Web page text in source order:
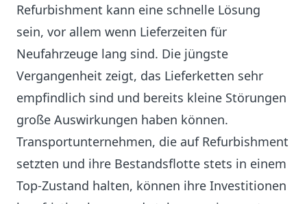
Refurbishment kann eine schnelle Lösung
sein, vor allem wenn Lieferzeiten für
Neufahrzeuge lang sind. Die jüngste
Vergangenheit zeigt, das Lieferketten sehr
empfindlich sind und bereits kleine Störungen
große Auswirkungen haben können.
Transportunternehmen, die auf Refurbishment
setzten und ihre Bestandsflotte stets in einem
Top-Zustand halten, können ihre Investitionen